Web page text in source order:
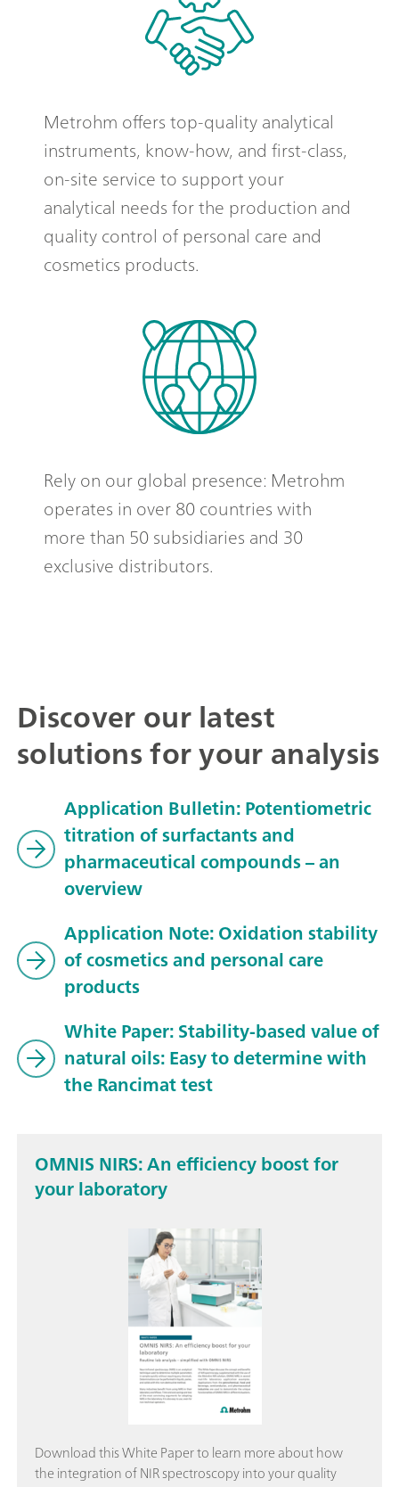
Metrohm offers top-quality analytical
instruments, know-how, and first-class,
on-site service to support your
analytical needs for the production and
quality control of personal care and
cosmetics products.
Rely on our global presence: Metrohm
operates in over 80 countries with
more than 50 subsidiaries and 30
exclusive distributors.
Discover our latest
solutions for your analysis
Application Bulletin: Potentiometric
titration of surfactants and
pharmaceutical compounds – an
overview
Application Note: Oxidation stability
of cosmetics and personal care
products
White Paper: Stability-based value of
natural oils: Easy to determine with
the Rancimat test
OMNIS NIRS: An efficiency boost for
your laboratory
Download this White Paper to learn more about how
the integration of NIR spectroscopy into your quality